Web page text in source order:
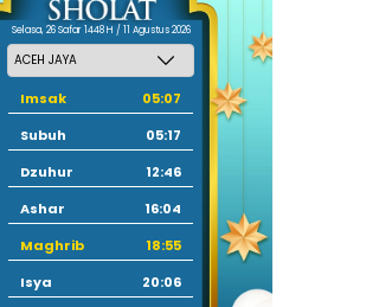
Selasa, 26 Safar 1448 H / 11 Agustus 2026
Imsak
05:07
Subuh
05:17
Dzuhur
12:46
Ashar
16:04
Maghrib
18:55
Isya
20:06